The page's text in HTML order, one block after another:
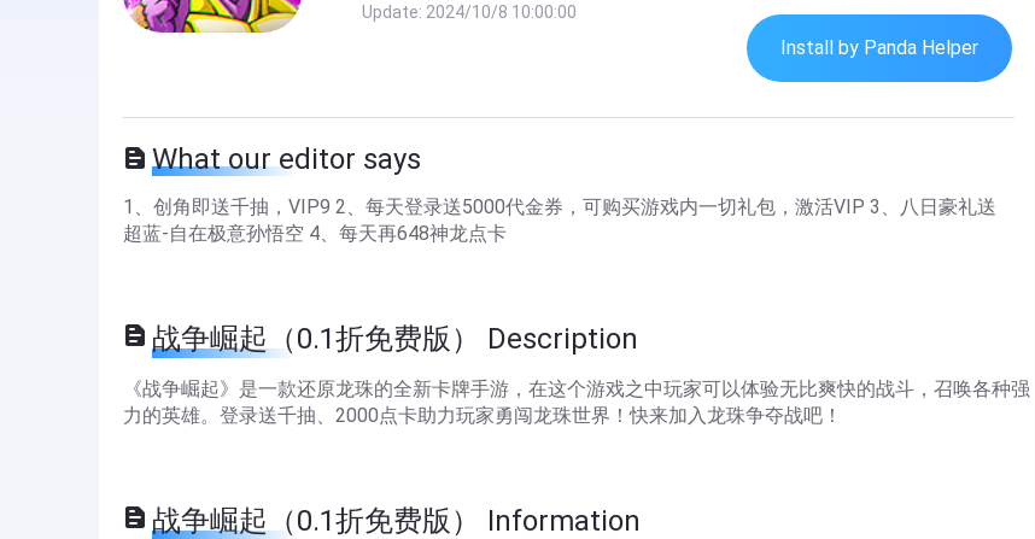
Update: 2024/10/8 10:00:00
Install by Panda Helper
What our editor says
1、创角即送千抽，VIP9 2、每天登录送5000代金券，可购买游戏内一切礼包，激活VIP 3、八日豪礼送
超蓝-自在极意孙悟空 4、每天再648神龙点卡
战争崛起（0.1折免费版） Description
《战争崛起》是一款还原龙珠的全新卡牌手游，在这个游戏之中玩家可以体验无比爽快的战斗，召唤各种强
力的英雄。登录送千抽、2000点卡助力玩家勇闯龙珠世界！快来加入龙珠争夺战吧！
战争崛起（0.1折免费版） Information